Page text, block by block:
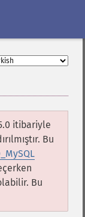
itibariyle
Bu
Bu